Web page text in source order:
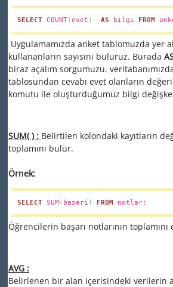
SELECT COUNT(evet ) AS bilgi FROM
Uygulamamızda anket tablomuzda yer
kullananların sayısını buluruz. Burada
biraz açalım sorgumuzu.
tablosundan cevabı evet olanların
komutu ile oluşturduğumuz bilgi
SUM( ) : Belirtilen kolondaki kayıtların
toplamını bulur.
Örnek:
SELECT SUM( basari ) FROM notlar;
Öğrencilerin başarı notlarının
AVG :
Belirlenen bir alan içerisindeki verilerin